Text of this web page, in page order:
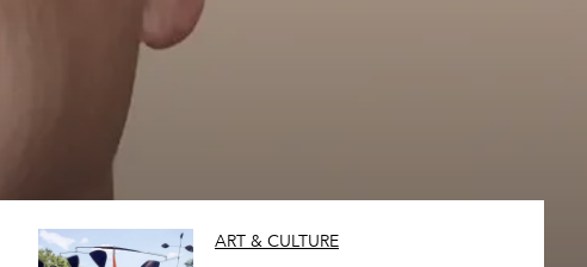
ART & CULTURE